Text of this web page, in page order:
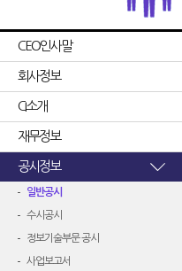
CEO인사말
회사정보
CI소개
재무정보
공시정보
일반공시
수시공시
정보기술부문 공시
사업보고서